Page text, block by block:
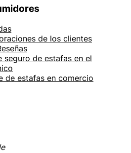
de los clientes
seguro de estafas en el
de estafas en comercio